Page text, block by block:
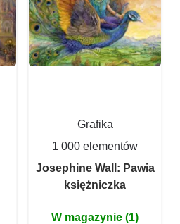
Grafika
1 000 elementów
Josephine Wall: Pawia
księżniczka
W magazynie (1)